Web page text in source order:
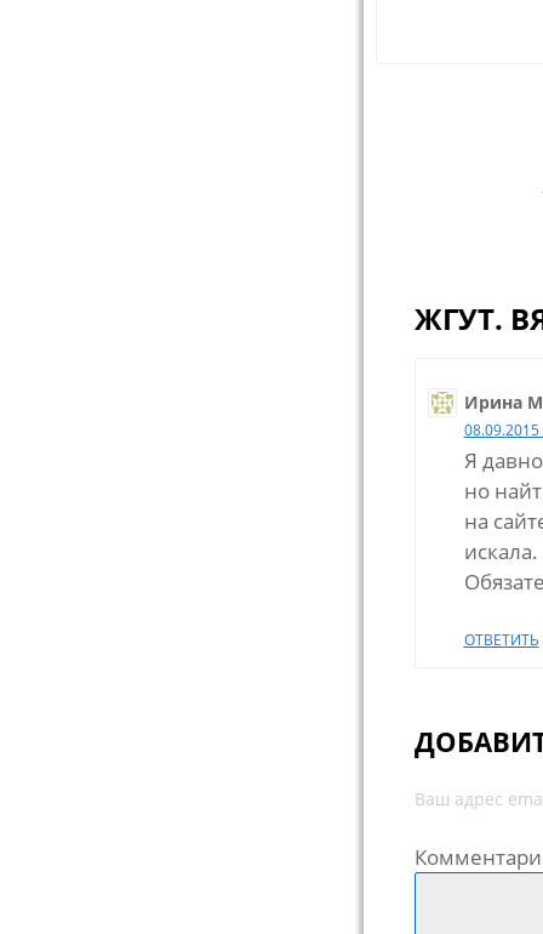
ЖГУТ.
Ирина
Я
но
на
ОТВЕТИТЬ
Ваш адрес